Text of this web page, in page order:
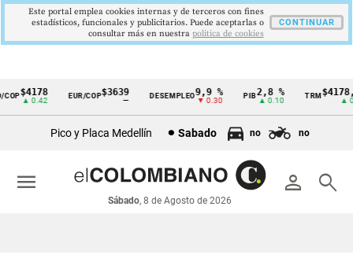
Cintillo
económicos
Colombia
$4178
▲ 0.42
EUR/COP$3639 DESEMPLEO 9,9 %
▼ 0.30
PIB2,8 %
▲ 0.10
TRM
▲
Pico y Placa Medellín Sabado no no
person search
Sábado, 8 de Agosto de 2026
menu
Este portal emplea cookies internas y de terceros con fines
estadísticos, funcionales y publicitarios. Puede aceptarlas o
consultar más en nuestra politica de cookies
CONTINUAR